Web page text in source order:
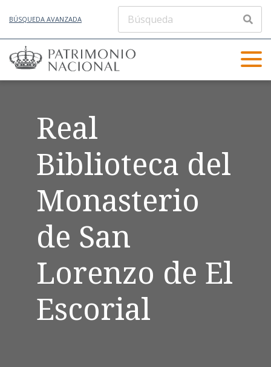
BÚSQUEDA AVANZADA
Real
Biblioteca del
Monasterio
de San
Lorenzo de El
Escorial